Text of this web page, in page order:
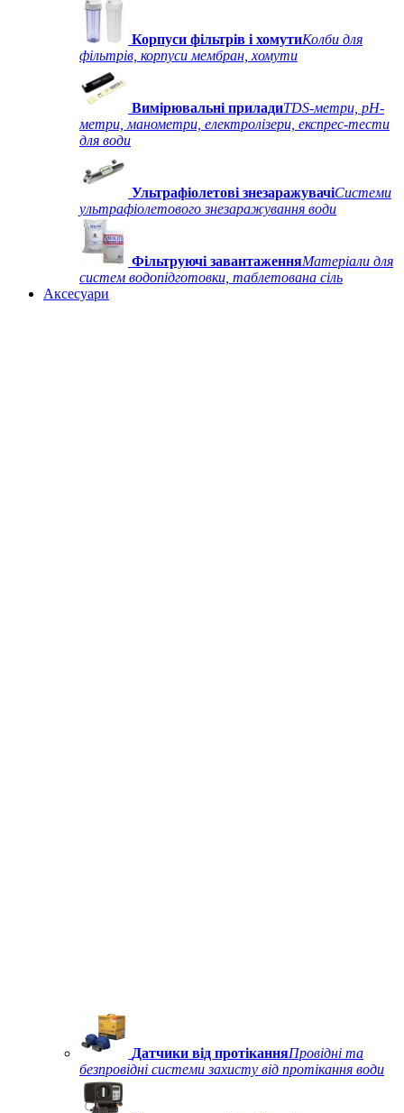
Корпуси фільтрів і хомутиКолби для
фільтрів, корпуси мембран, хомути
Вимірювальні приладиTDS-метри, рН-
метри, манометри, електролізери, експрес-тести
для води
Ультрафіолетові знезаражувачіСистеми
ультрафіолетового знезаражування води
Фільтруючі завантаженняМатеріали для
систем водопідготовки, таблетована сіль
Аксесуари
Датчики від протіканняПровідні та
безпровідні системи захисту від протікання води